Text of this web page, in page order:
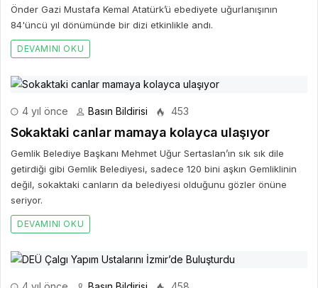
Önder Gazi Mustafa Kemal Atatürk’ü ebediyete uğurlanışının
84'üncü yıl dönümünde bir dizi etkinlikle andı.
DEVAMINI OKU
4 yıl önce Basın Bildirisi 453
Sokaktaki canlar mamaya kolayca ulaşıyor
Gemlik Belediye Başkanı Mehmet Uğur Sertaslan’ın sık sık dile
getirdiği gibi Gemlik Belediyesi, sadece 120 bini aşkın Gemliklinin
değil, sokaktaki canların da belediyesi olduğunu gözler önüne
seriyor.
DEVAMINI OKU